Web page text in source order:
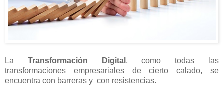
La Transformación Digital , como todas las
transformaciones empresariales de cierto calado, se
encuentra con barreras y con resistencias.